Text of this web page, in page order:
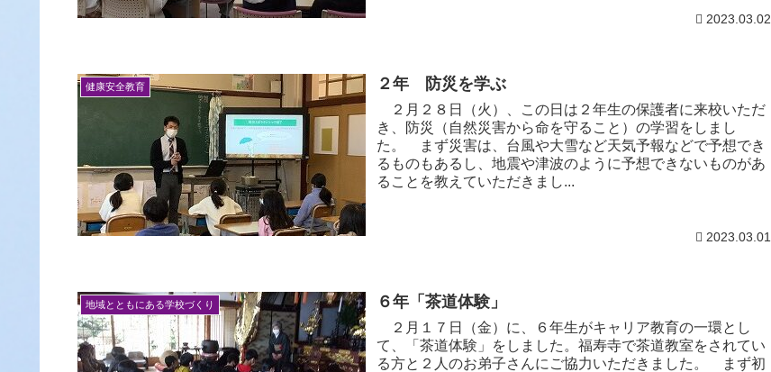
2023.03.02
健康安全教育 ２年 防災を学ぶ
２月２８日（火）、この日は２年生の保護者に来校いただ
き、防災（自然災害から命を守ること）の学習をしまし
た。 まず災害は、台風や大雪など天気予報などで予想でき
るものもあるし、地震や津波のように予想できないものがあ
ることを教えていただきまし...
2023.03.01
地域とともにある学校づくり ６年「茶道体験」
２月１７日（金）に、６年生がキャリア教育の一環とし
て、「茶道体験」をしました。福寿寺で茶道教室をされてい
る方と２人のお弟子さんにご協力いただきました。 まず初